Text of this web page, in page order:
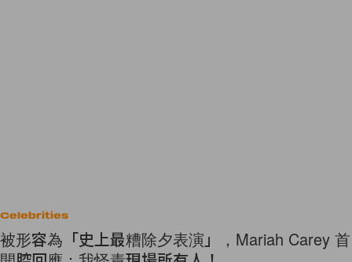
Celebrities
被形容為「史上最糟除夕表演」，Mariah Carey 首